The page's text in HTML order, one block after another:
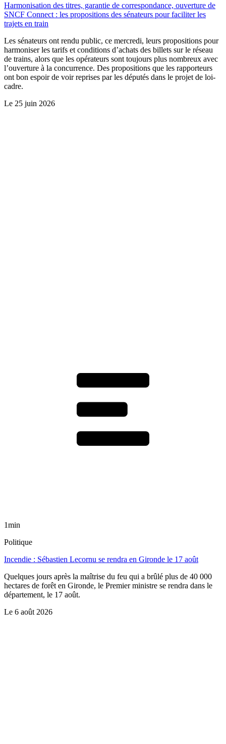
Harmonisation des titres, garantie de correspondance, ouverture de
SNCF Connect : les propositions des sénateurs pour faciliter les
trajets en train
Les sénateurs ont rendu public, ce mercredi, leurs propositions pour
harmoniser les tarifs et conditions d’achats des billets sur le réseau
de trains, alors que les opérateurs sont toujours plus nombreux avec
l’ouverture à la concurrence. Des propositions que les rapporteurs
ont bon espoir de voir reprises par les députés dans le projet de loi-
cadre.
Le 25 juin 2026
1min
Politique
Incendie : Sébastien Lecornu se rendra en Gironde le 17 août
Quelques jours après la maîtrise du feu qui a brûlé plus de 40 000
hectares de forêt en Gironde, le Premier ministre se rendra dans le
département, le 17 août.
Le 6 août 2026